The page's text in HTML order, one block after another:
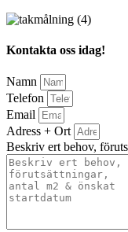
Kontakta oss idag!
Namn
Telefon
Email
Adress + Ort
Beskriv ert behov,